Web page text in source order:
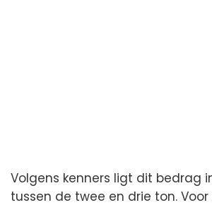
Volgens kenners ligt dit bedrag
tussen de twee en drie ton.